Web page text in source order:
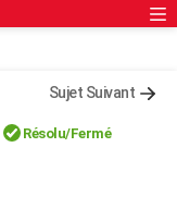
Sujet Suivant
Résolu/Fermé